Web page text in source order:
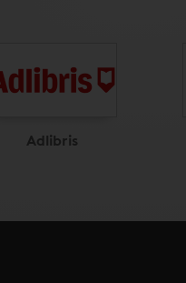
Adlibris